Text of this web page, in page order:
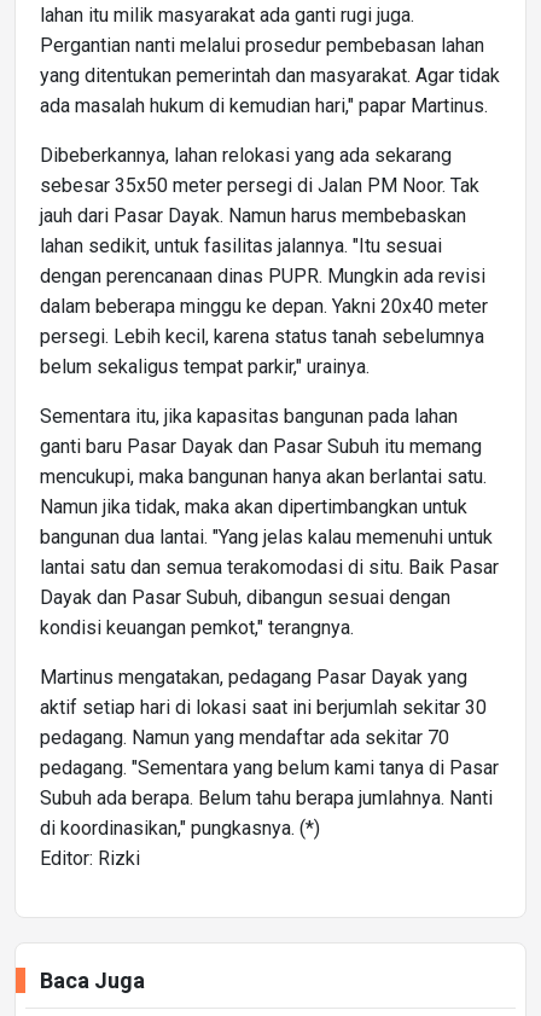
lahan itu milik masyarakat ada ganti rugi juga.
Pergantian nanti melalui prosedur pembebasan lahan
yang ditentukan pemerintah dan masyarakat. Agar tidak
ada masalah hukum di kemudian hari," papar Martinus.
Dibeberkannya, lahan relokasi yang ada sekarang
sebesar 35x50 meter persegi di Jalan PM Noor. Tak
jauh dari Pasar Dayak. Namun harus membebaskan
lahan sedikit, untuk fasilitas jalannya. "Itu sesuai
dengan perencanaan dinas PUPR. Mungkin ada revisi
dalam beberapa minggu ke depan. Yakni 20x40 meter
persegi. Lebih kecil, karena status tanah sebelumnya
belum sekaligus tempat parkir," urainya.
Sementara itu, jika kapasitas bangunan pada lahan
ganti baru Pasar Dayak dan Pasar Subuh itu memang
mencukupi, maka bangunan hanya akan berlantai satu.
Namun jika tidak, maka akan dipertimbangkan untuk
bangunan dua lantai. "Yang jelas kalau memenuhi untuk
lantai satu dan semua terakomodasi di situ. Baik Pasar
Dayak dan Pasar Subuh, dibangun sesuai dengan
kondisi keuangan pemkot," terangnya.
Martinus mengatakan, pedagang Pasar Dayak yang
aktif setiap hari di lokasi saat ini berjumlah sekitar 30
pedagang. Namun yang mendaftar ada sekitar 70
pedagang. "Sementara yang belum kami tanya di Pasar
Subuh ada berapa. Belum tahu berapa jumlahnya. Nanti
di koordinasikan," pungkasnya. (*)
Editor: Rizki
Baca Juga